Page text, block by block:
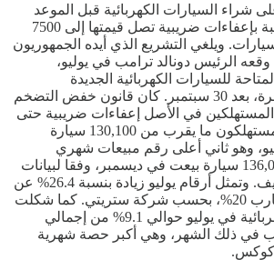
شراء السيارات الكهربائية قبل الموعد
النهائي القريب للمطالبة بإعفاءات ضريبية تصل قيمتها إلى 7500
ويلغي التشريع الذي أيده الجمهوريون
الرئيس دونالد ترامب في يوليو،
للسيارات الكهربائية الجديدة
والمستعملة والمستأجرة، بعد 30 سبتمبر. كان قانون خفض التضخم
في الأصل إعفاءات ضريبية حتى
عام 2032. وإشترى المستهلكون ما يقرب من 130,100 سيارة
وهو ثاني أعلى رقم مبيعات شهري
مسجل، بعد حوالي 136,000 سيارة بيعت في ديسمبر، وفقا لبيانات
شركة كوكس أوتوموتيف. وتمثل أرقام يوليو زيادة بنسبة 26.4% عن
يونيو، وزيادة سنوية تقارب 20%، بحسب شركة ستريتي. كما شكلت
مبيعات السيارات الكهربائية في يوليو حوالي 9.1% من إجمالي
في ذلك الشهر، وهي أكبر حصة شهرية
كوكس.